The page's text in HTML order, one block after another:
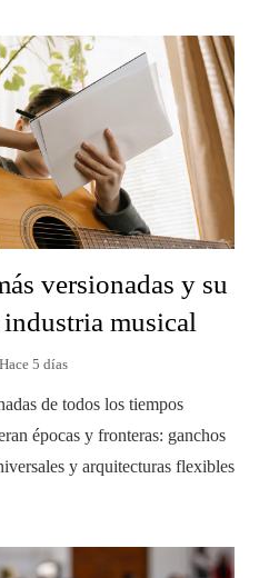
versionadas y su
musical
Hace 5 días
de todos los tiempos
épocas y fronteras: ganchos
y arquitecturas flexibles